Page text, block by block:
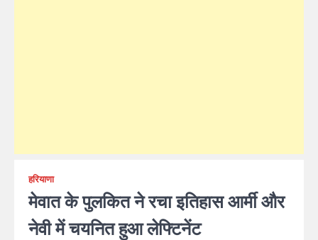
हरियाणा
मेवात के पुलकित ने रचा इतिहास आर्मी और
नेवी में चयनित हुआ लेफ्टिनेंट